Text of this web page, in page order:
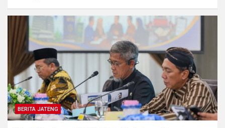
BERITA JATENG